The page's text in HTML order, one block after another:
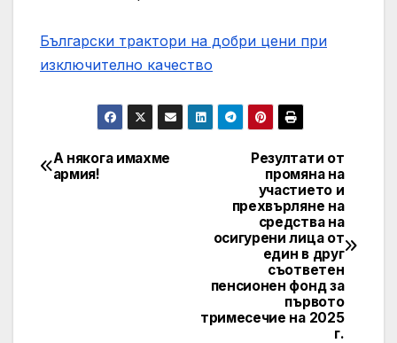
Български трактори на добри цени при
изключително качество
Post
Резултати от
промяна на
участието и
прехвърляне на
средства на
осигурени лица от
един в друг
съответен
пенсионен фонд за
първото
тримесечие на 2025
г.
А някога имахме
армия!